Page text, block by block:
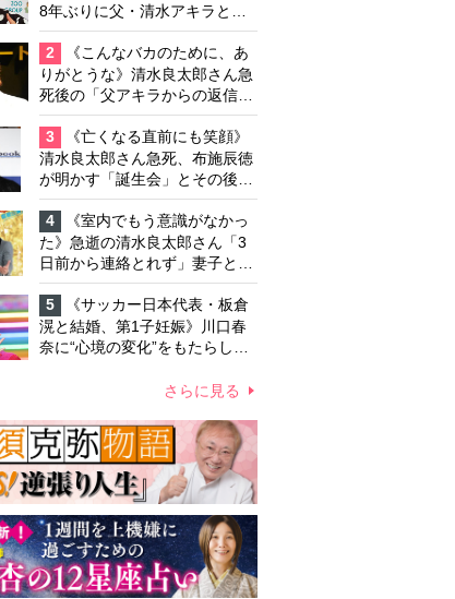
8年ぶりに父・清水アキラと共
演、本格的な活動再開に向かっ
ていたが…周囲が懸念していた
「不安定なところ」
2
《こんなバカのために、あ
りがとうな》清水良太郎さん急
死後の「父アキラからの返信」
布施辰徳が涙で明かす「順番が
違う」
3
《亡くなる直前にも笑顔》
清水良太郎さん急死、布施辰徳
が明かす「誕生会」とその後の
メッセージ
4
《室内でもう意識がなかっ
た》急逝の清水良太郎さん「3
日前から連絡とれず」妻子とは
別居で孤独を感じていた
5
《サッカー日本代表・板倉
滉と結婚、第1子妊娠》川口春
奈に“心境の変化”をもたらした
って「がんに蝕まれる母」を演
さらに見る